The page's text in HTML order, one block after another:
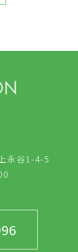
永谷1-4-5